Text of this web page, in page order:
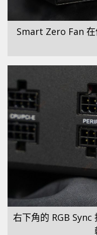
Smart Zero Fan 在
右下角的 RGB